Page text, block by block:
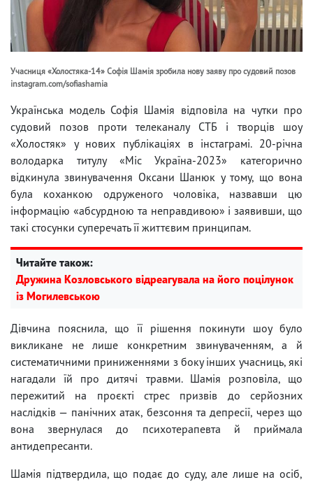
Учасниця «Холостяка-14» Софія Шамія зробила нову заяву про судовий позов
instagram.com/sofiashamia
Українська модель Софія Шамія відповіла на чутки про
судовий позов проти телеканалу СТБ і творців шоу
«Холостяк» у нових публікаціях в інстаграмі. 20-річна
володарка титулу «Міс Україна-2023» категорично
відкинула звинувачення Оксани Шанюк у тому, що вона
була коханкою одруженого чоловіка, назвавши цю
інформацію «абсурдною та неправдивою» і заявивши, що
такі стосунки суперечать її життєвим принципам.
Читайте також:
Дружина Козловського відреагувала на його поцілунок
із Могилевською
Дівчина пояснила, що її рішення покинути шоу було
викликане не лише конкретним звинуваченням, а й
систематичними приниженнями з боку інших учасниць, які
нагадали їй про дитячі травми. Шамія розповіла, що
пережитий на проєкті стрес призвів до серйозних
наслідків — панічних атак, безсоння та депресії, через що
вона звернулася до психотерапевта й приймала
антидепресанти.
Шамія підтвердила, що подає до суду, але лише на осіб,